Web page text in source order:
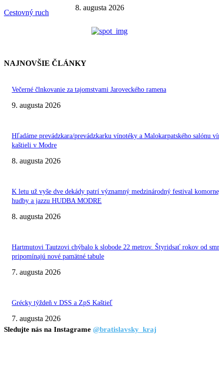
Cestovný ruch
8. augusta 2026
NAJNOVŠIE ČLÁNKY
Večerné člnkovanie za tajomstvami Jaroveckého ramena
9. augusta 2026
Hľadáme prevádzkara/prevádzkarku vínotéky a Malokarpatského salónu
kaštieli v Modre
8. augusta 2026
K letu už vyše dve dekády patrí významný medzinárodný festival
hudby a jazzu HUDBA MODRE
8. augusta 2026
Hartmutovi Tautzovi chýbalo k slobode 22 metrov. Štyridsať rokov od
pripomínajú nové pamätné tabule
7. augusta 2026
Grécky týždeň v DSS a ZpS Kaštieľ
7. augusta 2026
Sledujte nás na Instagrame @bratislavsky_kraj